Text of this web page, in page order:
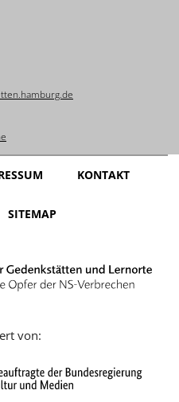
KONTAKT
SITEMAP
von: